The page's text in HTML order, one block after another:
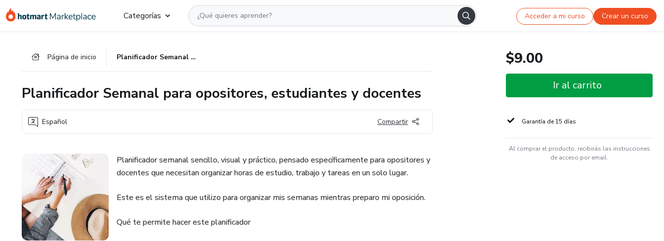
Categorías Acceder a mi curso Crear un curso
Página de inicio Planificador Semanal para opositores, estudiantes y docentes
Planificador Semanal para opositores, estudiantes y docentes
Español Compartir
Planificador semanal sencillo, visual y práctico, pensado específicamente para opositores y
docentes que necesitan organizar horas de estudio, trabajo y tareas en un solo lugar.
Este es el sistema que utilizo para organizar mis semanas mientras preparo mi oposición.
Qué te permite hacer este planificador
$9.00
Ir al carrito
Garantía de 15 días
Al comprar el producto, recibirás las instrucciones
de acceso por email.